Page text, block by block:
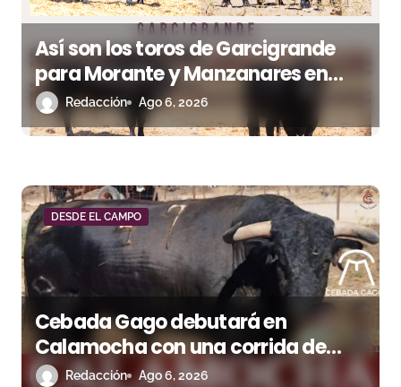
Así son los toros de Garcigrande
para Morante y Manzanares en
Illumbe (Vídeo e imágenes desde el
campo)
Redacción Ago 6, 2026
DESDE EL CAMPO
Cebada Gago debutará en
Calamocha con una corrida de
imponente presencia
Redacción Ago 6, 2026